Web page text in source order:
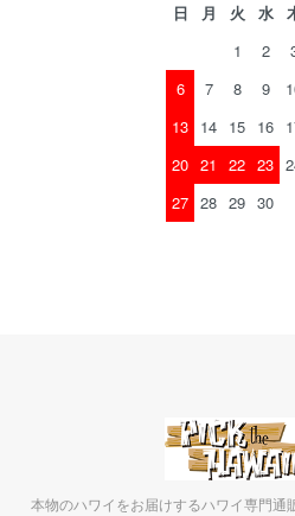
日 月 火 水
1
2
6
7 8 9
13 14 15 16
20 21 22 23
27 28 29 30
本物のハワイをお届けするハワイ専門